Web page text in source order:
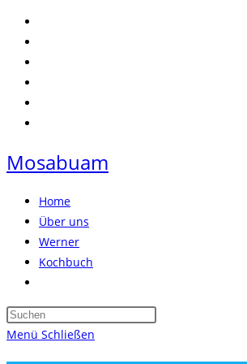
Zum
Inhalt
springen
Mosabuam
Home
Über uns
Werner
Kochbuch
umschalten
Press
Menü Schließen